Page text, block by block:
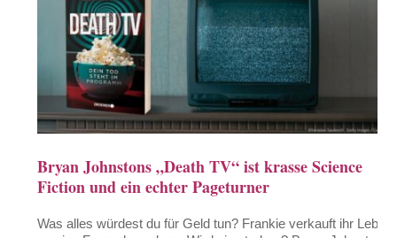
Bryan Johnstons „Death TV“ ist krasse Science
Fiction und ein echter Pageturner
Was alles würdest du für Geld tun? Frankie verkauft ihr Leben